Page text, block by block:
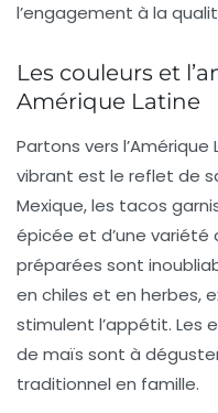
l’engagement à la
Les couleurs et
Amérique Latine
Partons vers l’Amérique
vibrant est le reflet de
Mexique, les tacos
épicée et d’une
préparées sont
en chiles et en herbes,
stimulent l’appétit. Les
de maïs sont à
traditionnel en famille.